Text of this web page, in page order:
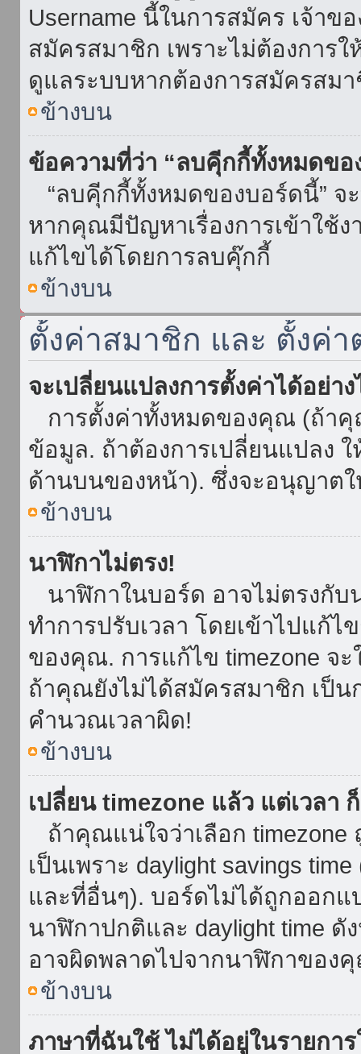
Username นี้ในการสมัคร เจ้าข
สมัครสมาชิก เพราะไม่ต้องการ
ดูแลระบบหากต้องการสมัครสม
ข้างบน
ข้อความที่ว่า “ลบคุีกกี้ทั้งหมดขอ
“ลบคุีกกี้ทั้งหมดของบอร์ดนี้” จ
หากคุณมีปัญหาเรื่องการเข้าใช้
แก้ไขได้โดยการลบคุ๊กกี้
ข้างบน
ตั้งค่าสมาชิก และ ตั้งค่า
จะเปลี่ยนแปลงการตั้งค่าได้อย่าง
การตั้งค่าทั้งหมดของคุณ (ถ้าคุ
ข้อมูล. ถ้าต้องการเปลี่ยนแปลง
ด้านบนของหน้า). ซึ่งจะอนุญาต
ข้างบน
นาฬิกาไม่ตรง!
นาฬิกาในบอร์ด อาจไม่ตรงกั
ทำการปรับเวลา โดยเข้าไปแก้
ของคุณ. การแก้ไข timezone จ
ถ้าคุณยังไม่ได้สมัครสมาชิก เป็
คำนวณเวลาผิด!
ข้างบน
เปลี่ยน timezone แล้ว แต่เวลา
ถ้าคุณแน่ใจว่าเลือก timezone
เป็นเพราะ daylight savings
และที่อื่นๆ). บอร์ดไม่ได้ถูกออกแ
นาฬิกาปกติและ daylight time
อาจผิดพลาดไปจากนาฬิกาของ
ข้างบน
ภาษาที่ฉันใช้ ไม่ได้อยู่ในรายการ